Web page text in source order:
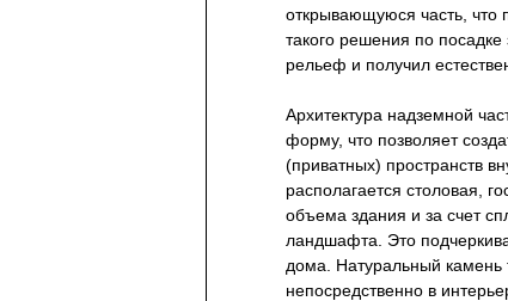
открывающуюся часть, что
такого решения по
рельеф и получил
Архитектура надземной
форму, что позволяет
(приватных) пространств
располагается столовая,
объема здания и за счет
ландшафта. Это
дома. Натуральный камень
непосредственно в